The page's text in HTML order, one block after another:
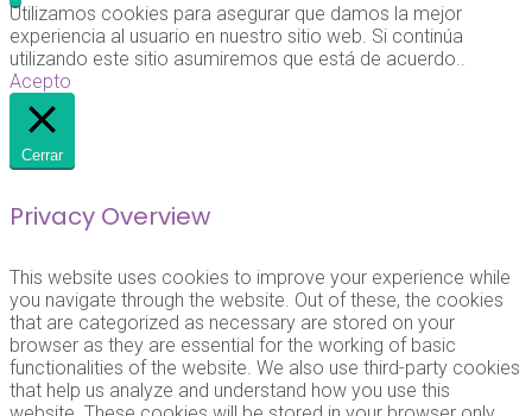
Utilizamos cookies para asegurar que damos la mejor
experiencia al usuario en nuestro sitio web. Si continúa
utilizando este sitio asumiremos que está de acuerdo..
Acepto
Cerrar
Privacy Overview
This website uses cookies to improve your experience while
you navigate through the website. Out of these, the cookies
that are categorized as necessary are stored on your
browser as they are essential for the working of basic
functionalities of the website. We also use third-party cookies
that help us analyze and understand how you use this